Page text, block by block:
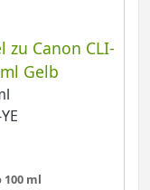
Canon CLI-
Gelb
100 ml